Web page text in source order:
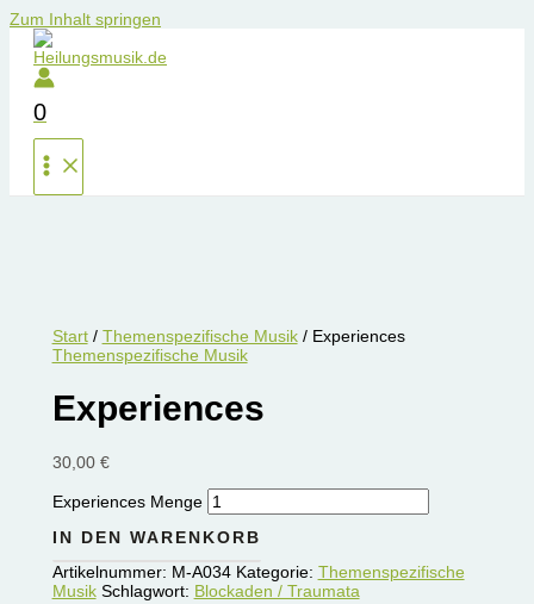
Zum Inhalt springen
0
Start/ Themenspezifische Musik/ Experiences
Themenspezifische Musik
Experiences
30,00 €
Experiences Menge
IN DEN WARENKORB
Artikelnummer: M-A034 Kategorie: Themenspezifische
Musik Schlagwort: Blockaden / Traumata